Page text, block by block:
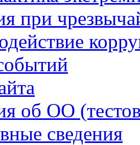
при
об ОО
сведения